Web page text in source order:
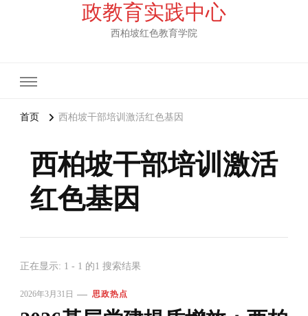
政教育实践中心
西柏坡红色教育学院
首页 西柏坡干部培训激活红色基因
西柏坡干部培训激活
红色基因
正在显示: 1 - 1 的1 搜索结果
2026年3月31日 思政热点